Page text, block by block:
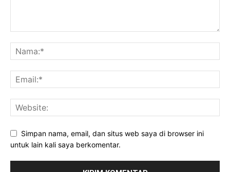
Simpan nama, email, dan situs web saya di browser ini
untuk lain kali saya berkomentar.